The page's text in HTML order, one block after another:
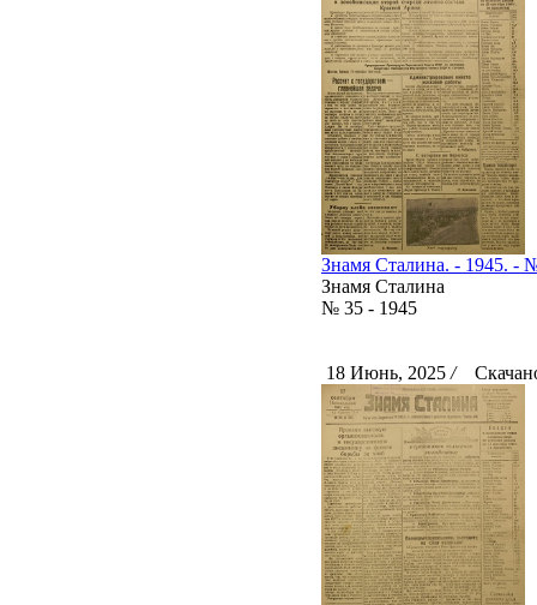
Знамя Сталина. - 1945. -
Знамя Сталина
№ 35 - 1945
18 Июнь, 2025 /